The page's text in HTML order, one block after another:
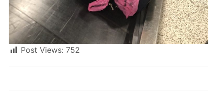
Post Views: 752